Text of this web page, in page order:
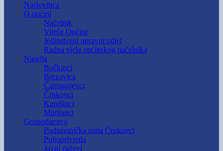
Naslovnica
O općini
Načelnik
Vijeće Općine
Jedinstveni upravni odjel
Radna tijela općinskog načelnika
Naselja
Bočkinci
Brezovica
Čamagajevci
Črnkovci
Kunišinci
Marijanci
Gospodarstvo
Poduzetnička zona Črnkovci
Poljoprivreda
Javni radovi